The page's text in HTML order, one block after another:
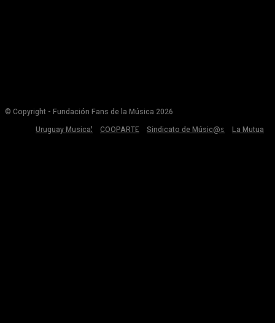
© Copyright - Fundación Fans de la Música 2026
Uruguay Musical
COOPARTE Sindicato de Músic@s La Mutua